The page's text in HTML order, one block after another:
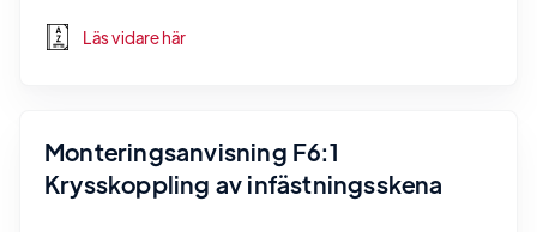
Läs vidare här
Monteringsanvisning F6:1
Krysskoppling av infästningsskena